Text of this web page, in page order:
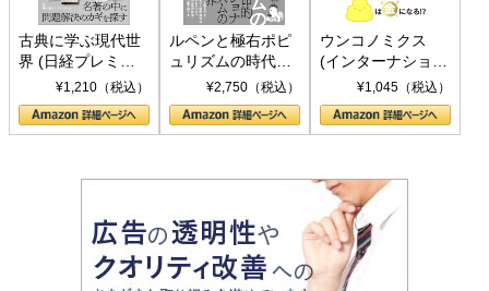
古典に学ぶ現代世
界 (日経プレミア
シリーズ)¥1,210（税込）
ルペンと極右ポピ
ュリズムの時代：
〈ヤヌス〉の二つ
の顔
¥2,750（税込）
ウンコノミクス
(インターナショナ
ル新書)¥1,045（税込）